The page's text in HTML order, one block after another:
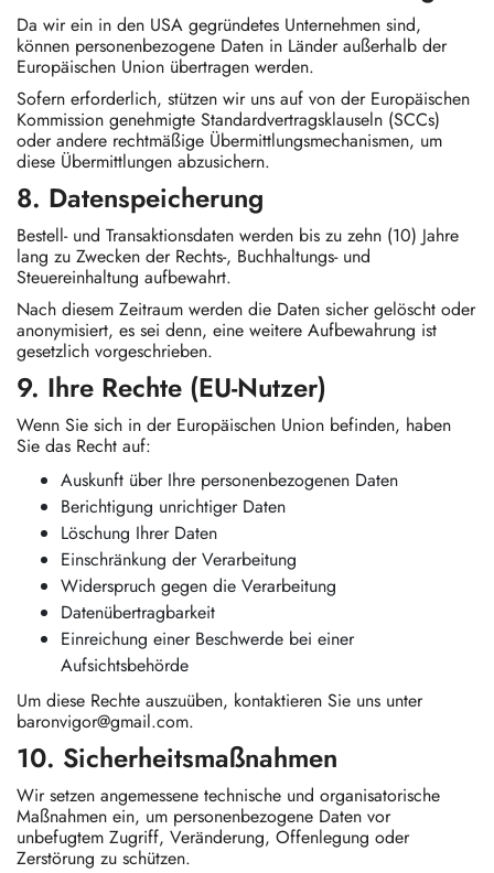
Da wir ein in den USA gegründetes Unternehmen sind,
können personenbezogene Daten in Länder außerhalb der
Europäischen Union übertragen werden.
Sofern erforderlich, stützen wir uns auf von der Europäischen
Kommission genehmigte Standardvertragsklauseln (SCCs)
oder andere rechtmäßige Übermittlungsmechanismen, um
diese Übermittlungen abzusichern.
8. Datenspeicherung
Bestell- und Transaktionsdaten werden bis zu zehn (10) Jahre
lang zu Zwecken der Rechts-, Buchhaltungs- und
Steuereinhaltung aufbewahrt.
Nach diesem Zeitraum werden die Daten sicher gelöscht oder
anonymisiert, es sei denn, eine weitere Aufbewahrung ist
gesetzlich vorgeschrieben.
9. Ihre Rechte (EU-Nutzer)
Wenn Sie sich in der Europäischen Union befinden, haben
Sie das Recht auf:
Auskunft über Ihre personenbezogenen Daten
Berichtigung unrichtiger Daten
Löschung Ihrer Daten
Einschränkung der Verarbeitung
Widerspruch gegen die Verarbeitung
Datenübertragbarkeit
Einreichung einer Beschwerde bei einer
Aufsichtsbehörde
Um diese Rechte auszuüben, kontaktieren Sie uns unter
baronvigor@gmail.com.
10. Sicherheitsmaßnahmen
Wir setzen angemessene technische und organisatorische
Maßnahmen ein, um personenbezogene Daten vor
unbefugtem Zugriff, Veränderung, Offenlegung oder
Zerstörung zu schützen.